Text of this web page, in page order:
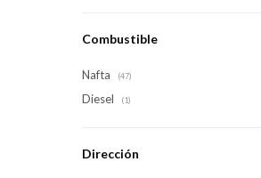
Combustible
Nafta (47)
Diesel (1)
Dirección